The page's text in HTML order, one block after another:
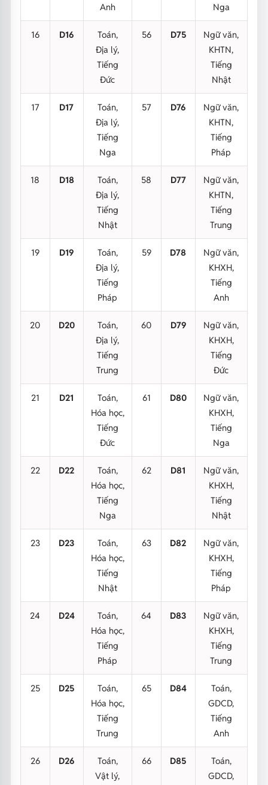
Anh
Nga
16 D16
Toán,
Địa lý,
Tiếng
Đức
56 D75
Ngữ văn,
KHTN,
Tiếng
Nhật
17 D17
Toán,
Địa lý,
Tiếng
Nga
57 D76
Ngữ văn,
KHTN,
Tiếng
Pháp
18 D18
Toán,
Địa lý,
Tiếng
Nhật
58 D77
Ngữ văn,
KHTN,
Tiếng
Trung
19 D19
Toán,
Địa lý,
Tiếng
Pháp
59 D78
Ngữ văn,
KHXH,
Tiếng
Anh
20 D20
Toán,
Địa lý,
Tiếng
Trung
60 D79
Ngữ văn,
KHXH,
Tiếng
Đức
21 D21
Toán,
Hóa học,
Tiếng
Đức
61 D80
Ngữ văn,
KHXH,
Tiếng
Nga
22 D22
Toán,
Hóa học,
Tiếng
Nga
62 D81
Ngữ văn,
KHXH,
Tiếng
Nhật
23 D23
Toán,
Hóa học,
Tiếng
Nhật
63 D82
Ngữ văn,
KHXH,
Tiếng
Pháp
24 D24
Toán,
Hóa học,
Tiếng
Pháp
64 D83
Ngữ văn,
KHXH,
Tiếng
Trung
25 D25
Toán,
Hóa học,
Tiếng
Trung
65 D84
Toán,
GDCD,
Tiếng
Anh
26 D26
Toán,
Vật lý,
66 D85
Toán,
GDCD,